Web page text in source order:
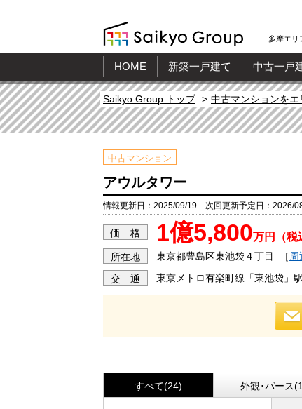
多摩エリ
HOME 新築一戸建て 中古一戸
Saikyo Group トップ 中古マンションをエ
中古マンション
アウルタワー
情報更新日：2025/09/19 次回更新予定日：2026/
価 格 1億5,800万円（税
所在地 東京都豊島区東池袋４丁目 ［ 周
交 通 東京メトロ有楽町線「東池袋」
すべて(24) 外観･パース